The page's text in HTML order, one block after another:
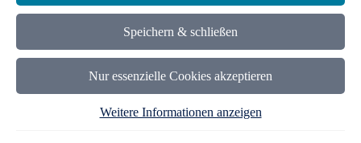
Speichern & schließen
Nur essenzielle Cookies akzeptieren
Weitere Informationen anzeigen